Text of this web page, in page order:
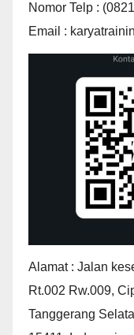
Nomor Telp :
Email :
Alamat : Jalan
Rt.002 Rw.009,
Tanggerang